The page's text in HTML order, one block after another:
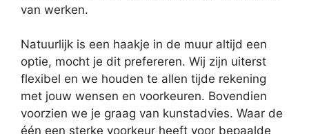
van werken.
Natuurlijk is een haakje in de muur altijd een
optie, mocht je dit prefereren. Wij zijn uiterst
flexibel en we houden te allen tijde rekening
met jouw wensen en voorkeuren. Bovendien
voorzien we je graag van kunstadvies. Waar de
één een sterke voorkeur heeft voor bepaalde